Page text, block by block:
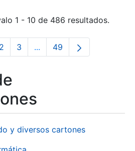
1 - 10 de 486 resultados.
Página
2 Página
3 ...Páginas intermedias Use
Página
49
y diversos cartones